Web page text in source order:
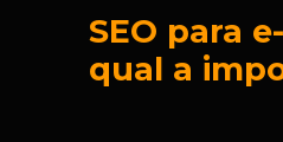
SEO para
qual a